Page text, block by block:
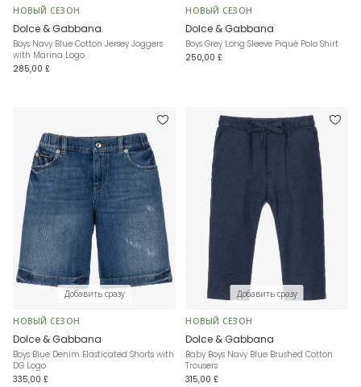
НОВЫЙ СЕЗОН
Dolce & Gabbana
Boys Navy Blue Cotton Jersey Joggers
with Marina Logo
285,00 £
НОВЫЙ СЕЗОН
Dolce & Gabbana
Boys Grey Long Sleeve Piqué Polo Shirt
250,00 £
Добавить сразу
НОВЫЙ СЕЗОН
Dolce & Gabbana
Boys Blue Denim Elasticated Shorts with
DG Logo
335,00 £
Добавить сразу
НОВЫЙ СЕЗОН
Dolce & Gabbana
Baby Boys Navy Blue Brushed Cotton
Trousers
315,00 £